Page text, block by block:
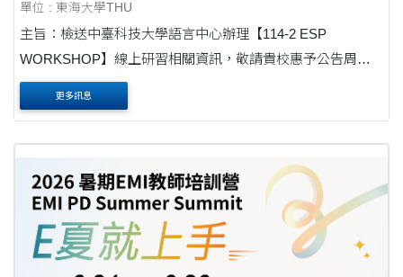
單位 : 東海大學THU
主旨：檢送中臺科技大學語言中心辦理【114-2 ESP
WORKSHOP】線上研習相關資訊，敬請貴校惠予公告周
知，鼓勵教師報名參加，請查照。 公文 說明： 一、主題：
Designing a Discipline-Specific ESAP Course: A Backward
更多訊息